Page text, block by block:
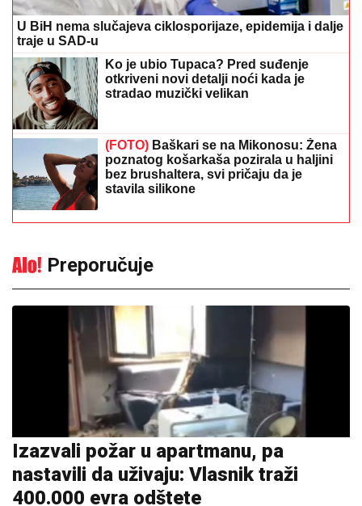
U BiH nema slučajeva ciklosporijaze, epidemija i dalje
traje u SAD-u
Ko je ubio Tupaca? Pred suđenje
otkriveni novi detalji noći kada je
stradao muzički velikan
(FOTO) Baškari se na Mikonosu: Žena
poznatog košarkaša pozirala u haljini
bez brushaltera, svi pričaju da je
stavila silikone
Preporučuje
Izazvali požar u apartmanu, pa
nastavili da uživaju: Vlasnik traži
400.000 evra odštete